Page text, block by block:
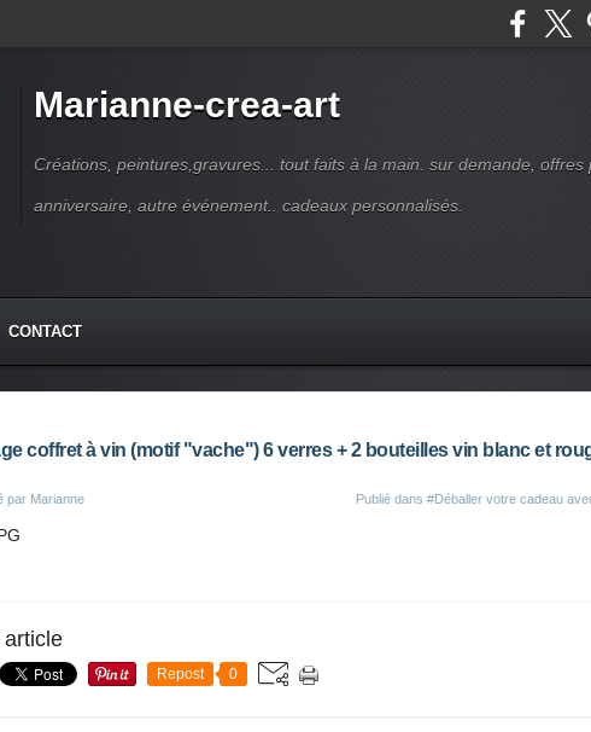
Marianne-crea-art
Créations, peintures,gravures... tout faits à la main. sur demande, offres
anniversaire, autre événement.. cadeaux personnalisés.
CONTACT
coffret à vin (motif "vache") 6 verres + 2 bouteilles vin blanc et
par Marianne Publié dans #Déballer votre cadeau
article
Repost 0